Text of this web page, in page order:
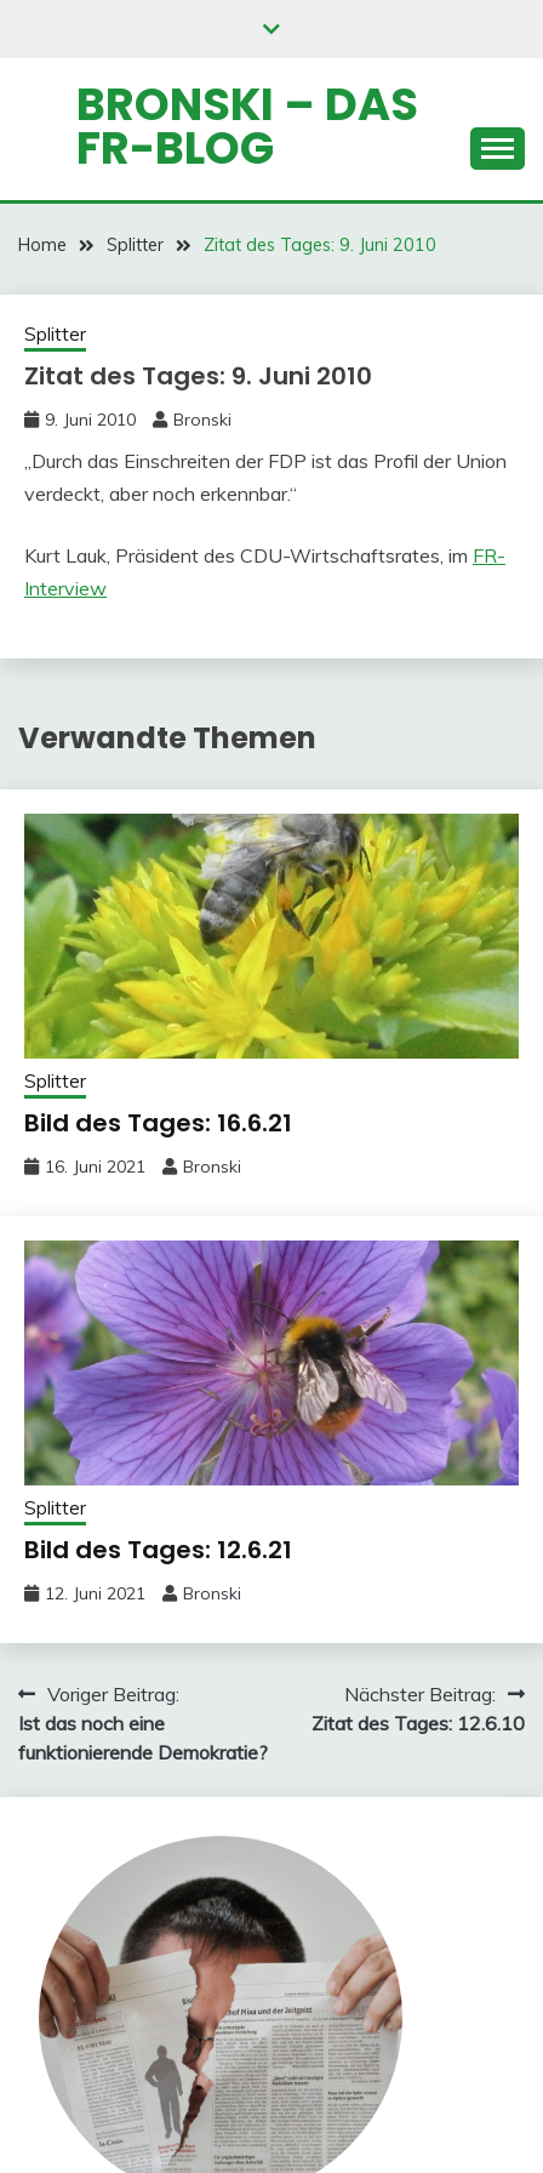
BRONSKI – DAS
FR-BLOG
Home Splitter Zitat des Tages: 9. Juni 2010
Splitter
Zitat des Tages: 9. Juni 2010
9. Juni 2010 Bronski
„Durch das Einschreiten der FDP ist das Profil der Union
verdeckt, aber noch erkennbar.“
Kurt Lauk, Präsident des CDU-Wirtschaftsrates, im FR-
Interview
Verwandte Themen
Splitter
Bild des Tages: 16.6.21
16. Juni 2021 Bronski
Splitter
Bild des Tages: 12.6.21
12. Juni 2021 Bronski
Beitragsnavigation
Voriger Beitrag:
Ist das noch eine
funktionierende Demokratie?
Nächster Beitrag:
Zitat des Tages: 12.6.10